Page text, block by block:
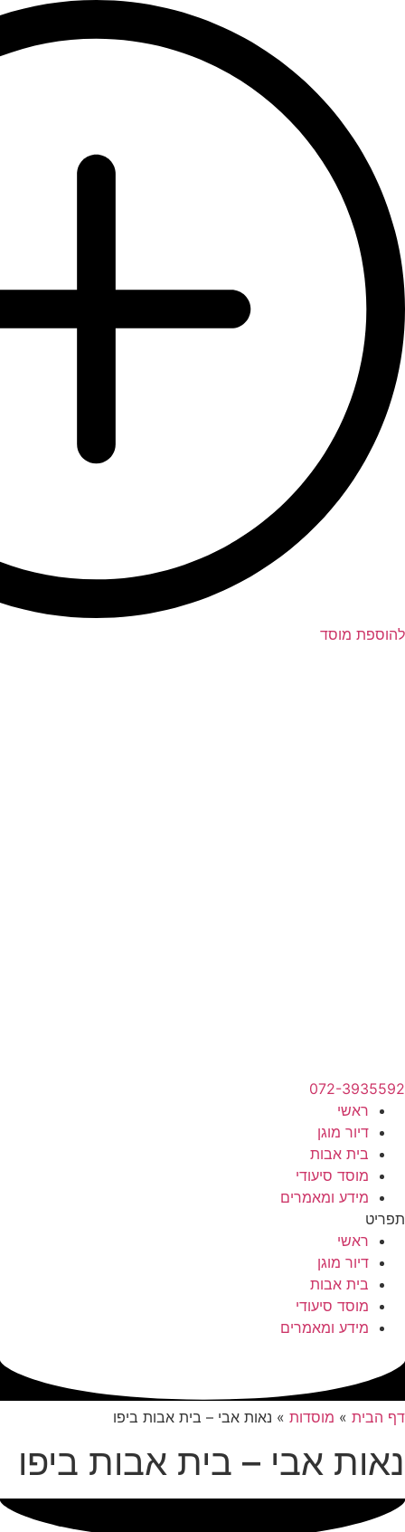
להוספת מוסד
072-3935592
ראשי
דיור מוגן
בית אבות
מוסד סיעודי
מידע ומאמרים
תפריט
ראשי
דיור מוגן
בית אבות
מוסד סיעודי
מידע ומאמרים
דף הבית » מוסדות » נאות אבי – בית אבות ביפו
נאות אבי – בית אבות ביפו